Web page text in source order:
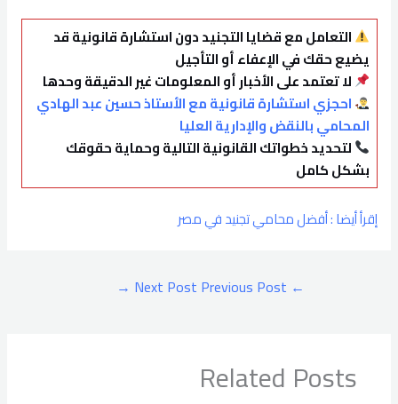
التعامل مع قضايا التجنيد دون استشارة قانونية قد
يضيع حقك في الإعفاء أو التأجيل
لا تعتمد على الأخبار أو المعلومات غير الدقيقة وحدها
احجزي استشارة قانونية مع الأستاذ حسين عبد الهادي
المحامي بالنقض والإدارية العليا
لتحديد خطواتك القانونية التالية وحماية حقوقك
بشكل كامل
إقرأ أيضا : أفضل محامي تجنيد في مصر
←
Next Post
→
Related Posts